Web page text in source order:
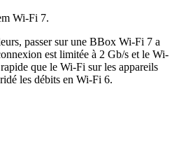
Wi-Fi 7.
passer sur une BBox Wi-Fi 7 a
est limitée à 2 Gb/s et le Wi-
que le Wi-Fi sur les appareils
les débits en Wi-Fi 6.